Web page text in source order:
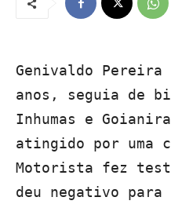
Genivaldo
anos, seguia de
Inhumas e
atingido por uma
Motorista fez
deu negativo para